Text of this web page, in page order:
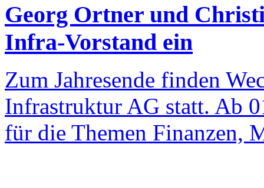
Georg Ortner und
Infra-Vorstand ein
Zum Jahresende finden
Infrastruktur AG statt. Ab
für die Themen Finanzen,